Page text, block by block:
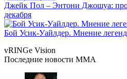
Джейк Пол – Энтони Джошуа:
декабря
Бой Усик-Уайлдер. Мнение
vRINGe Vision
Последние новости MMA